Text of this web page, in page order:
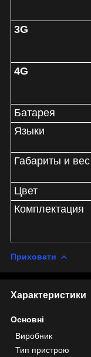
3G
4G
Батарея
Языки
Габариты и вес
Цвет
Комплектация
Приховати
Характеристики
Основні
Виробник
Тип пристрою